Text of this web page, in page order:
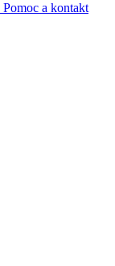
Pomoc a kontakt